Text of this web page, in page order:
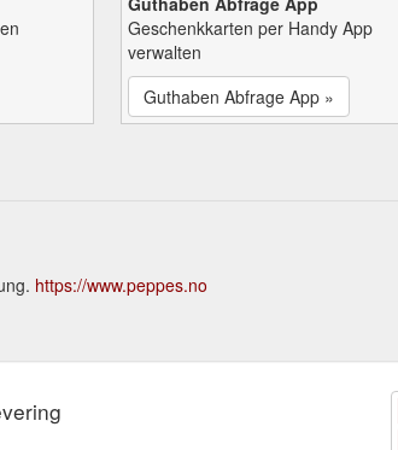
Geschenkkarten per Handy App
verwalten
Guthaben Abfrage App »
https://www.peppes.no